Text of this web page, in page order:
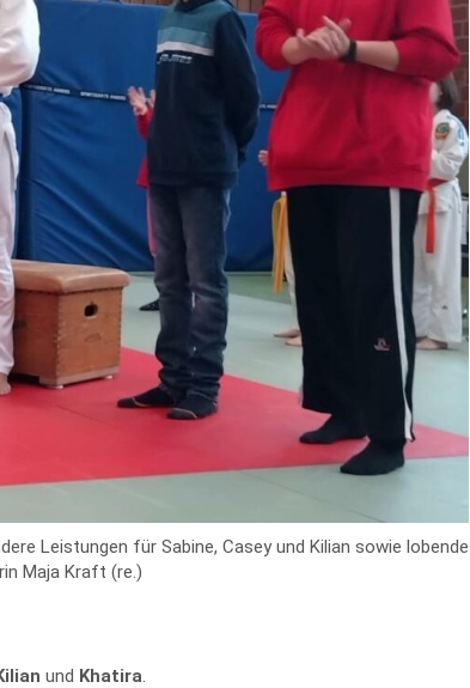
Leistungen für Sabine, Casey und Kilian sowie lobende
Maja Kraft (re.)
und Khatira.